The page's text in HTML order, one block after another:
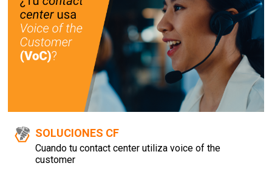
SOLUCIONES CF
Cuando tu contact center utiliza voice of the
customer